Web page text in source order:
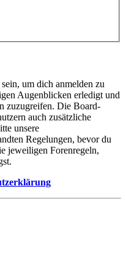
um dich anmelden zu
Augenblicken erledigt und
zuzugreifen. Die Board-
auch zusätzliche
unsere
Regelungen, bevor du
jeweiligen Forenregeln,